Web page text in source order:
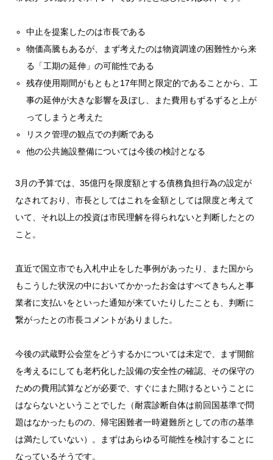
中止を提案したのは市長である
物価高騰もあるが、まず考えたのは物資調達の困難性から来
る「工期の延伸」の可能性である
残存使用期間がもともと17年間と限定的であることから、工
事の延伸が大きな影響を及ぼし、また費用もずるずると上が
ってしまうと考えた
リスク管理の観点での判断である
他の公共施設整備については今後の検討となる
3月の予算では、35億円を限度額とする債務負担行為の設定が
なされており、市長としてはこれを金額としては限度と考えて
いて、それ以上の投資は市民理解を得られないと判断したとの
こと。
直近で国立市でも入札中止をした事例があったり、また国から
もこうした状況の中においてかかったお金はすべてきちんと事
業者に支払いをといった通知が来ていたりしたことも、判断に
繋がったとの市長コメントがありました。
今後の武蔵野公会堂をどうするかについては未定で、まず開館
を考えるにしても老朽化した設備の安全性の確認、その保守の
ための費用試算などが必要で、すぐにまた開けるということに
はならないということでした（耐震診断自体は前回国基準で問
題はなかったものの、帰宅困難者一時避難所としての市の基準
は満たしていない）。まずはあらゆる可能性を検討することに
なっているそうです。